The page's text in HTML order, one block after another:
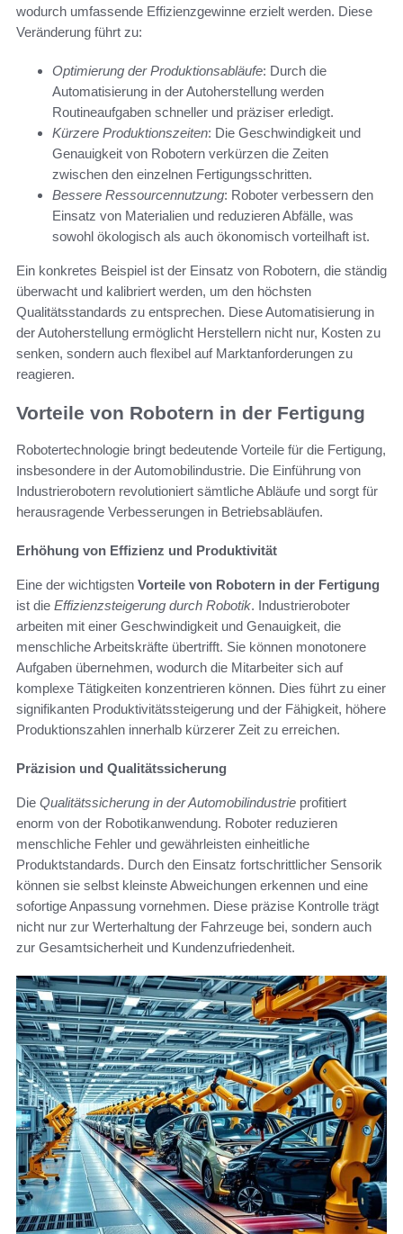
wodurch umfassende Effizienzgewinne erzielt werden. Diese
Veränderung führt zu:
Optimierung der Produktionsabläufe: Durch die
Automatisierung in der Autoherstellung werden
Routineaufgaben schneller und präziser erledigt.
Kürzere Produktionszeiten: Die Geschwindigkeit und
Genauigkeit von Robotern verkürzen die Zeiten
zwischen den einzelnen Fertigungsschritten.
Bessere Ressourcennutzung: Roboter verbessern den
Einsatz von Materialien und reduzieren Abfälle, was
sowohl ökologisch als auch ökonomisch vorteilhaft ist.
Ein konkretes Beispiel ist der Einsatz von Robotern, die ständig
überwacht und kalibriert werden, um den höchsten
Qualitätsstandards zu entsprechen. Diese Automatisierung in
der Autoherstellung ermöglicht Herstellern nicht nur, Kosten zu
senken, sondern auch flexibel auf Marktanforderungen zu
reagieren.
Vorteile von Robotern in der Fertigung
Robotertechnologie bringt bedeutende Vorteile für die Fertigung,
insbesondere in der Automobilindustrie. Die Einführung von
Industrierobotern revolutioniert sämtliche Abläufe und sorgt für
herausragende Verbesserungen in Betriebsabläufen.
Erhöhung von Effizienz und Produktivität
Eine der wichtigsten Vorteile von Robotern in der Fertigung
ist die Effizienzsteigerung durch Robotik. Industrieroboter
arbeiten mit einer Geschwindigkeit und Genauigkeit, die
menschliche Arbeitskräfte übertrifft. Sie können monotonere
Aufgaben übernehmen, wodurch die Mitarbeiter sich auf
komplexe Tätigkeiten konzentrieren können. Dies führt zu einer
signifikanten Produktivitätssteigerung und der Fähigkeit, höhere
Produktionszahlen innerhalb kürzerer Zeit zu erreichen.
Präzision und Qualitätssicherung
Die Qualitätssicherung in der Automobilindustrie profitiert
enorm von der Robotikanwendung. Roboter reduzieren
menschliche Fehler und gewährleisten einheitliche
Produktstandards. Durch den Einsatz fortschrittlicher Sensorik
können sie selbst kleinste Abweichungen erkennen und eine
sofortige Anpassung vornehmen. Diese präzise Kontrolle trägt
nicht nur zur Werterhaltung der Fahrzeuge bei, sondern auch
zur Gesamtsicherheit und Kundenzufriedenheit.